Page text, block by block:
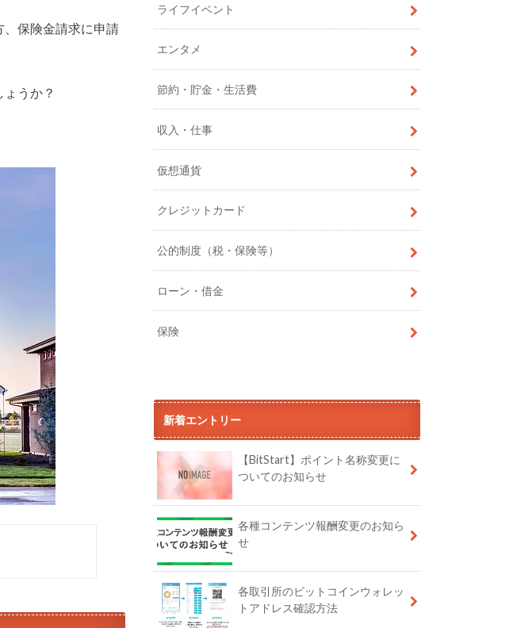
保険金請求に申請
うか？
ライフイベント
エンタメ
節約・貯金・生活費
収入・仕事
仮想通貨
クレジットカード
公的制度（税・保険等）
ローン・借金
保険
新着エントリー
【BitStart】ポイント名称変更に
ついてのお知らせ
各種コンテンツ報酬変更のお知ら
せ
各取引所のビットコインウォレッ
トアドレス確認方法